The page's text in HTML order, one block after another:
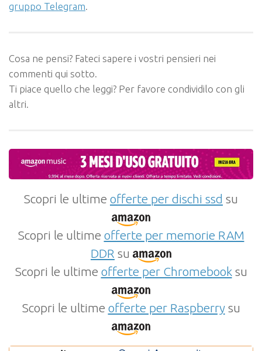
gruppo Telegram.
Cosa ne pensi? Fateci sapere i vostri pensieri nei
commenti qui sotto.
Ti piace quello che leggi? Per favore condividilo con gli
altri.
Scopri le ultime offerte per dischi ssd su
Scopri le ultime offerte per memorie RAM
DDR su
Scopri le ultime offerte per Chromebooksu
Scopri le ultime offerte per Raspberrysu